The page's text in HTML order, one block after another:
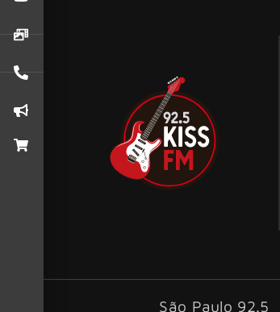
São Paulo 92.5